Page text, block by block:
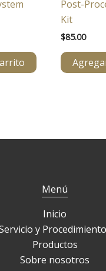
Post-
Kit
$85.00
Menú
Inicio
y
Productos
Sobre nosotros